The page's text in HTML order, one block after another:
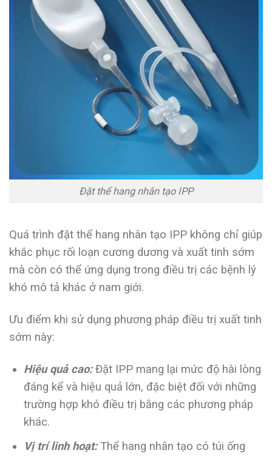
Đặt thể hang nhân tạo IPP
Quá trình đặt thể hang nhân tạo IPP không chỉ giúp
khắc phục rối loạn cương dương và xuất tinh sớm
mà còn có thể ứng dụng trong điều trị các bệnh lý
khó mô tả khác ở nam giới.
Ưu điểm khi sử dụng phương pháp điều trị xuất tinh
sớm này:
Hiệu quả cao:Đặt IPP mang lại mức độ hài lòng
đáng kể và hiệu quả lớn, đặc biệt đối với những
trường hợp khó điều trị bằng các phương pháp
khác.
Vị trí linh hoạt:Thể hang nhân tạo có túi ống